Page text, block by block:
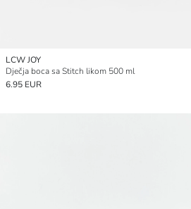
LCW JOY
Dječja boca sa Stitch likom 500 ml
6.95 EUR